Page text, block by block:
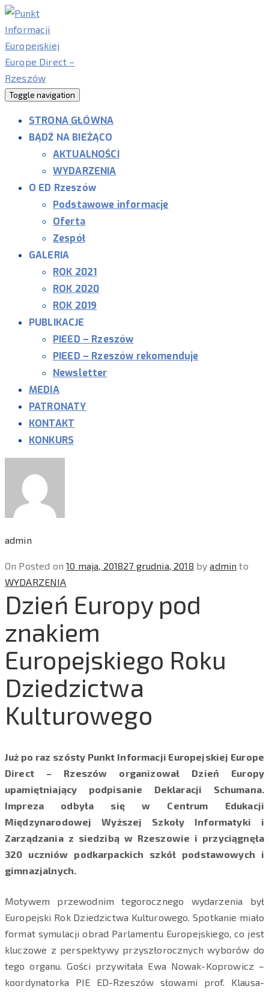
Toggle navigation
STRONA GŁÓWNA
BĄDŹ NA BIEŻĄCO
AKTUALNOŚCI
WYDARZENIA
O ED Rzeszów
Podstawowe informacje
Oferta
Zespół
GALERIA
ROK 2021
ROK 2020
ROK 2019
PUBLIKACJE
PIEED – Rzeszów
PIEED – Rzeszów rekomenduje
Newsletter
MEDIA
PATRONATY
KONTAKT
KONKURS
admin
On Posted on 10 maja, 201827 grudnia, 2018 byadmin to
WYDARZENIA
Dzień Europy pod
znakiem
Europejskiego Roku
Dziedzictwa
Kulturowego
Już po raz szósty Punkt Informacji Europejskiej Europe
Direct – Rzeszów organizował Dzień Europy
upamiętniający podpisanie Deklaracji Schumana.
Impreza odbyła się w Centrum Edukacji
Międzynarodowej Wyższej Szkoły Informatyki i
Zarządzania z siedzibą w Rzeszowie i przyciągnęła
320 uczniów podkarpackich szkół podstawowych i
gimnazjalnych.
Motywem przewodnim tegorocznego wydarzenia był
Europejski Rok Dziedzictwa Kulturowego. Spotkanie miało
format symulacji obrad Parlamentu Europejskiego, co jest
kluczowe z perspektywy przyszłorocznych wyborów do
tego organu. Gości przywitała Ewa Nowak-Koprowicz –
koordynatorka PIE ED-Rzeszów słowami prof. Klausa-